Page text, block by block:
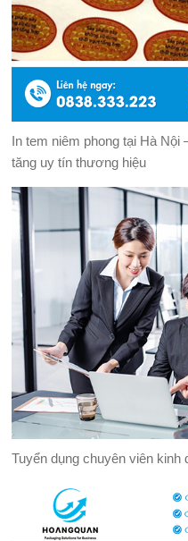
In tem niêm phong tại Hà Nội
tăng uy tín thương hiệu
Tuyển dụng chuyên viên kinh